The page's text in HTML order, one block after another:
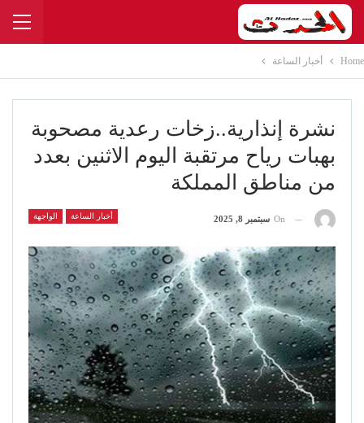
Home أخبار الساعة
نشرة إنذارية..زخات رعدية مصحوبة
بهبات رياح مرتقبة اليوم الاثنين بعدد
من مناطق المملكة
أخبار الساعة الواجهة On سبتمبر 8, 2025